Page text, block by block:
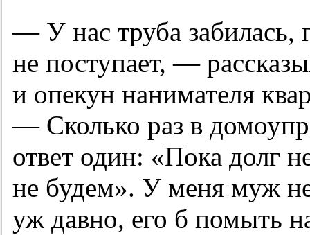
— У нас труба забилась,
не поступает, —
и опекун нанимателя
— Сколько раз в
ответ один: «Пока долг
не будем». У меня муж
уж давно, его б помыть